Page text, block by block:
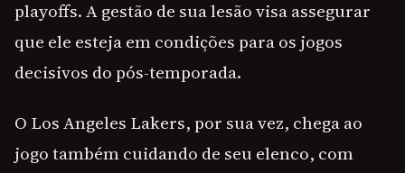
playoffs. A gestão de sua lesão visa assegurar
que ele esteja em condições para os jogos
decisivos do pós-temporada.
O Los Angeles Lakers, por sua vez, chega ao
jogo também cuidando de seu elenco, com